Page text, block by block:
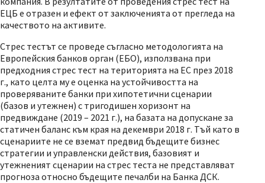
ЕЦБ е отразен и ефект от заключенията от прегледа на
качеството на активите.
Стрес тестът се проведе съгласно методологията на
Европейския банков орган (EБО), използвана при
предходния стрес тест на територията на ЕС през 2018
г., като целта му е оценка на устойчивостта на
проверяваните банки при хипотетични сценарии
(базов и утежнен) с тригодишен хоризонт на
предвиждане (2019 – 2021 г.), на базата на допускане за
статичен баланс към края на декември 2018 г. Тъй като в
сценариите не се вземат предвид бъдещите бизнес
стратегии и управленски действия, базовият и
утежненият сценарии на стрес теста не представляват
прогноза относно бъдещите печалби на Банка ДСК.